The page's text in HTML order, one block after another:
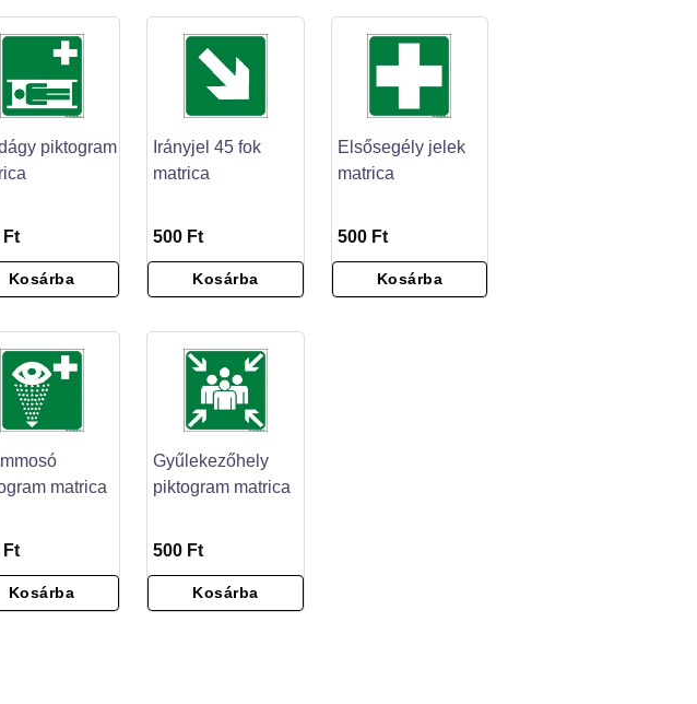
piktogram
Ft
Kosárba
Irányjel 45 fok
matrica
500 Ft
Kosárba
Elsősegély jelek
matrica
500 Ft
Kosárba
matrica
Ft
Kosárba
Gyűlekezőhely
piktogram matrica
500 Ft
Kosárba